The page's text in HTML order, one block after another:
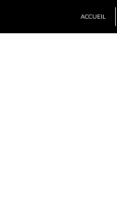
ACCUEIL